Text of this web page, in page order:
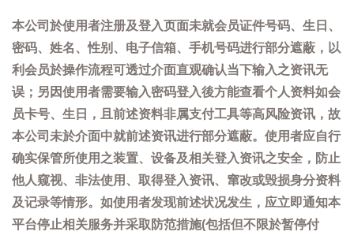
本公司於使用者注册及登入页面未就会员证件号码、生日、
密码、姓名、性别、电子信箱、手机号码进行部分遮蔽，以
利会员於操作流程可透过介面直观确认当下输入之资讯无
误；另因使用者需要输入密码登入後方能查看个人资料如会
员卡号、生日，且前述资料非属支付工具等高风险资讯，故
本公司未於介面中就前述资讯进行部分遮蔽。使用者应自行
确实保管所使用之装置、设备及相关登入资讯之安全，防止
他人窥视、非法使用、取得登入资讯、窜改或毁损身分资料
及记录等情形。如使用者发现前述状况发生，应立即通知本
平台停止相关服务并采取防范措施(包括但不限於暂停付